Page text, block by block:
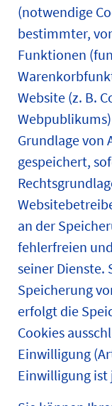
(notwendige
bestimmter,
Funktionen
Website (z. B.
Grundlage von
gespeichert,
an der
fehlerfreien
seiner Dienste.
Speicherung
erfolgt die
Cookies
Einwilligung
Einwilligung